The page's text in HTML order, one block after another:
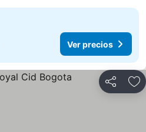
Ver precios
Compartir